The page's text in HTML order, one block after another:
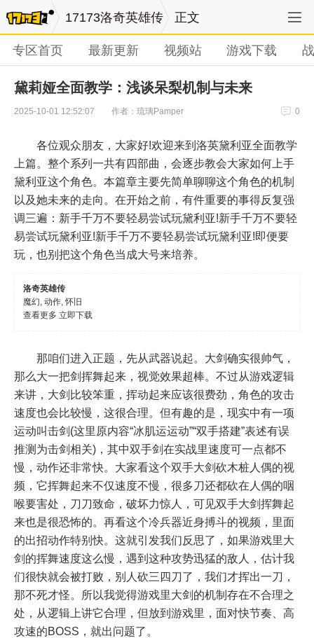
17173洛奇英雄传 正文
专区首页 最新更新 视频站 游戏下载
黛莉娅全面教学：浅谈呆梨机制与未来
2025-10-01 12:52:07 作者：琉璃Pamper 0
各位观众朋友，大家好!欢迎来到洛英黛利亚全面教学
上篇。整个系列一共有四部曲，会逐步教会大家如何上手
黛利亚这个角色。本篇章主要先简单聊聊这个角色的机制
以及她未来的走向。在开始之前，有件重要的事得反复强
调三遍：新手千万不要轻易尝试玩黛利亚!新手千万不要轻
易尝试玩黛利亚!新手千万不要轻易尝试玩黛利亚!即便要
玩，也别把这个角色当成大号来培养。
洛奇英雄传
魔幻, 动作, 怀旧
查看更多 立即下载
那咱们进入正题，先从武器说起。大剑确实很帅气，
那么大一把剑挥舞起来，视觉效果超棒。不过从游戏逻辑
来讲，大剑比较笨重，挥动起来应该很费劲，角色的攻击
速度也会比较慢，这很合理。但有趣的是，现实中有一项
运动叫击剑(这里原内容“冰肌运运动”“双手搭建”表述有误
推测为击剑相关)，其中双手剑在实战里速度可一点都不
慢，动作还非常快。大家看这个双手大剑砍木桩人偶的视
频，它挥舞起来不仅速度不慢，很多刀还都砍在人偶的咽
喉要害处，刀刀致命，破坏力惊人，可见双手大剑挥舞起
来也是很恐怖的。再看这个冷兵器近身搏斗的视频，里面
的出招动作特别快。这就引发我们反思了，如果游戏里大
剑的挥舞速度这么慢，遇到这种攻势迅猛的敌人，估计我
们很快就会被打败，别人砍三四刀了，我们才挥出一刀，
那不死才怪。所以我觉得游戏里大剑的机制存在不合理之
处，从逻辑上讲它合理，但放到游戏里，面对快节奏、高
攻速的BOSS，就出问题了。